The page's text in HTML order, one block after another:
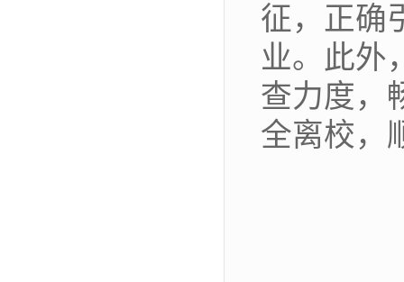
征，正确
业。此外
查力度，
全离校，